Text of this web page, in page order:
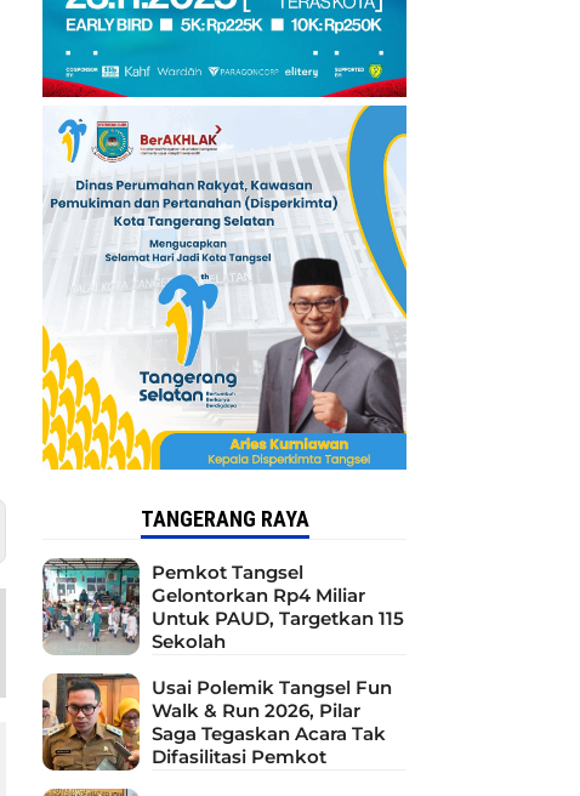
TANGERANG RAYA
Pemkot Tangsel
Gelontorkan Rp4 Miliar
Untuk PAUD, Targetkan 115
Sekolah
Usai Polemik Tangsel Fun
Walk & Run 2026, Pilar
Saga Tegaskan Acara Tak
Difasilitasi Pemkot